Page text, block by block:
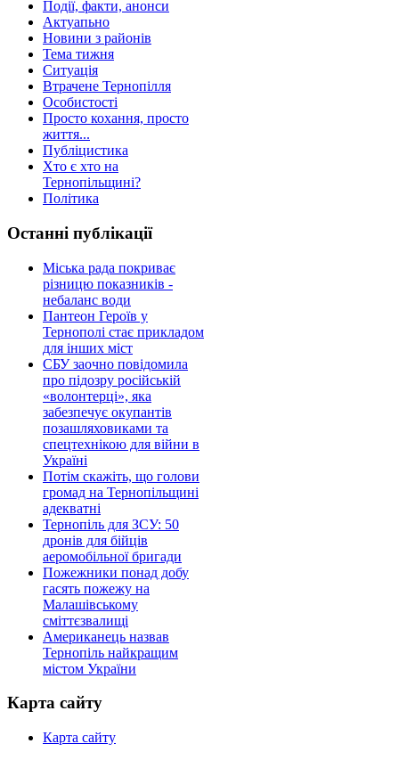
Події, факти, анонси
Актуапьно
Новини з районів
Тема тижня
Ситуація
Втрачене Тернопілля
Особистості
Просто кохання, просто
життя...
Публіцистика
Хто є хто на
Тернопільщині?
Політика
Останні публікації
Міська рада покриває
різницю показників -
небаланс води
Пантеон Героїв у
Тернополі стає прикладом
для інших міст
СБУ заочно повідомила
про підозру російській
«волонтерці», яка
забезпечує окупантів
позашляховиками та
спецтехнікою для війни в
Україні
Потім скажіть, що голови
громад на Тернопільщині
адекватні
Тернопіль для ЗСУ: 50
дронів для бійців
аеромобільної бригади
Пожежники понад добу
гасять пожежу на
Малашівському
сміттєзвалищі
Американець назвав
Тернопіль найкращим
містом України
Карта сайту
Карта сайту